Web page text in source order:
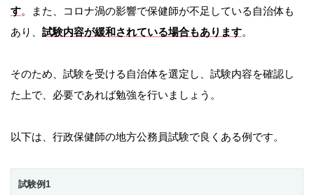
す。また、コロナ渦の影響で保健師が不足している自治体も
あり、 試験内容が緩和されている場合もあります。
そのため、試験を受ける自治体を選定し、試験内容を確認し
た上で、必要であれば勉強を行いましょう。
以下は、行政保健師の地方公務員試験で良くある例です。
試験例1